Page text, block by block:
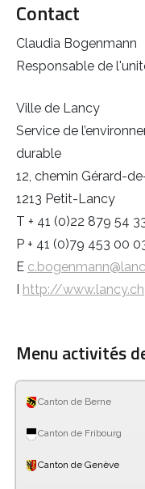
Menu activités
Canton de Berne
Canton de Fribourg
Canton de Genève
Contact
Claudia Bogenmann
Responsable de
Ville de Lancy
Service de
durable
12, chemin Gérard-
1213 Petit-Lancy
T + 41 (0)22 879 54
P + 41 (0)79 453 00
E
I http://www.lancy.ch